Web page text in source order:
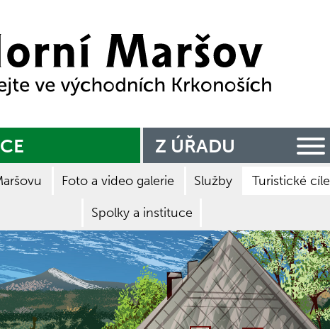
Zpět na titulní stranu
Z ÚŘADU
Foto a video galerie Služby Turistické cíle
Spolky a instituce